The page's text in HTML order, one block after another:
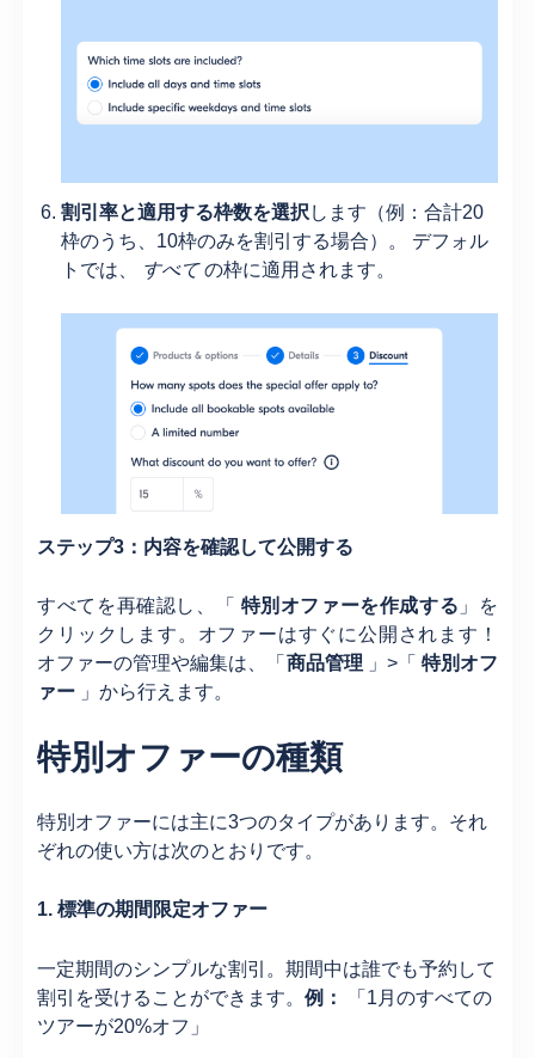
割引率と適用する枠数を選択 します（例：合計20
枠のうち、10枠のみを割引する場合）。 デフォル
トでは、
すべての枠に適用されます。
ステップ3：内容を確認して公開する
すべてを再確認し、「 特別オファーを作成する 」を
クリックします。オファーはすぐに公開されます！
オファーの管理や編集は、「 商品管理 」>「 特別オフ
ァー 」から行えます。
特別オファーの種類
特別オファーには主に3つのタイプがあります。それ
ぞれの使い方は次のとおりです。
1. 標準の期間限定オファー
一定期間のシンプルな割引。期間中は誰でも予約して
割引を受けることができます。例：
「1月のすべての
ツアーが20%オフ」